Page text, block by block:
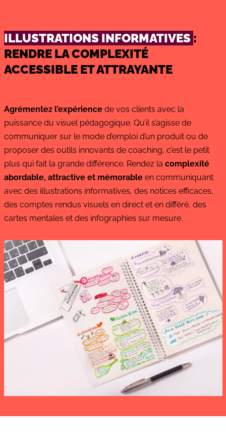
ILLUSTRATIONS INFORMATIVES :
RENDRE LACOMPLEXITÉ
ACCESSIBLE ET ATTRAYANTE
Agrémentez l’expériencede vos clients avec la
puissance du visuel pédagogique. Qu’il s’agisse de
communiquer sur le mode d’emploi d’un produit ou de
proposer des outils innovants de coaching, c’est le petit
plus qui fait la grande différence. Rendez la complexité
abordable, attractive et mémorableen communiquant
avec des illustrations informatives, des notices efficaces,
des comptes rendus visuels en direct et en différé, des
cartes mentales et des infographies sur mesure.